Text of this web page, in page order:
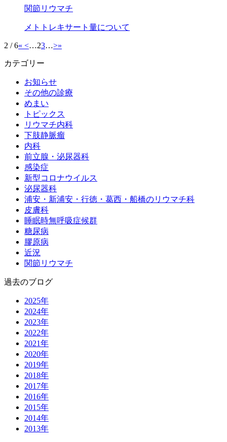
関節リウマチ
メトトレキサート量について
2 / 6« <…23…>»
カテゴリー
お知らせ
その他の診療
めまい
トピックス
リウマチ内科
下肢静脈瘤
内科
前立腺・泌尿器科
感染症
新型コロナウイルス
泌尿器科
浦安・新浦安・行徳・葛西・船橋のリウマチ科
皮膚科
睡眠時無呼吸症候群
糖尿病
膠原病
近況
関節リウマチ
過去のブログ
2025年
2024年
2023年
2022年
2021年
2020年
2019年
2018年
2017年
2016年
2015年
2014年
2013年